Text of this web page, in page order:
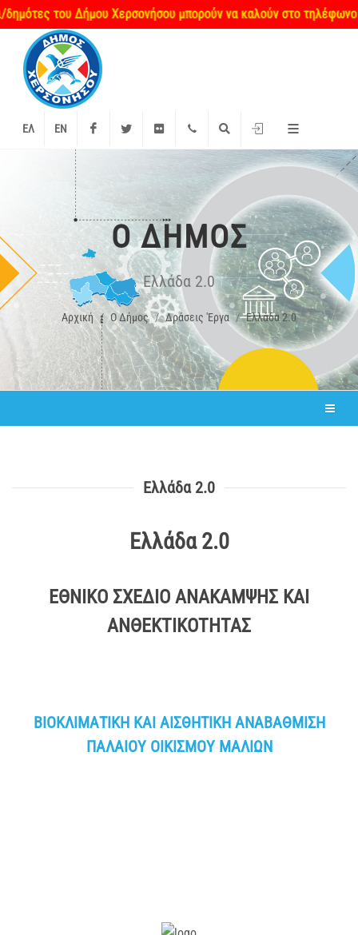
του Δήμου Χερσονήσου μπορούν να καλούν στο τηλέφωνο
ΕΛ EN FacebookTwitter Flickr +2897 340000Αναζήτηση
Είσοδος
O ΔΉΜΟΣ
Ελλάδα 2.0
Αρχική O Δήμος Δράσεις 'Εργα Ελλάδα 2.0
Ελλάδα 2.0
Ελλάδα 2.0
ΕΘΝΙΚΟ ΣΧΕΔΙΟ ΑΝΑΚΑΜΨΗΣ ΚΑΙ
ΑΝΘΕΚΤΙΚΟΤΗΤΑΣ
ΒΙΟΚΛΙΜΑΤΙΚΗ ΚΑΙ ΑΙΣΘΗΤΙΚΗ ΑΝΑΒΑΘΜΙΣΗ
ΠΑΛΑΙΟΥ ΟΙΚΙΣΜΟΥ ΜΑΛΙΩΝ